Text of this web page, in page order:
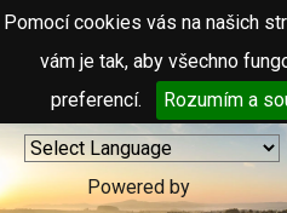
Pomocí cookies vás na našich
vám je tak, aby všechno
preferencí.
Rozumím a
Powered by